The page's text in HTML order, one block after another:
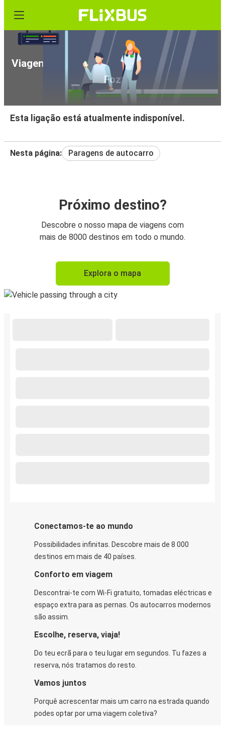
Viagens de Autocarro Cannes - Figueira da
Foz
Esta ligação está atualmente indisponível.
Nesta página: Paragens de autocarro
Próximo destino?
Descobre o nosso mapa de viagens com
mais de 8000 destinos em todo o mundo.
Explora o mapa
Conectamos-te ao mundo
Possibilidades infinitas. Descobre mais de 8 000
destinos em mais de 40 países.
Conforto em viagem
Descontrai-te com Wi-Fi gratuito, tomadas eléctricas e
espaço extra para as pernas. Os autocarros modernos
são assim.
Escolhe, reserva, viaja!
Do teu ecrã para o teu lugar em segundos. Tu fazes a
reserva, nós tratamos do resto.
Vamos juntos
Porquê acrescentar mais um carro na estrada quando
podes optar por uma viagem coletiva?